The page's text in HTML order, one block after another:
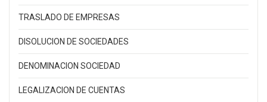
TRASLADO DE EMPRESAS
DISOLUCION DE SOCIEDADES
DENOMINACION SOCIEDAD
LEGALIZACION DE CUENTAS